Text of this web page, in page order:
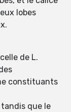
lobes
de L.
constituants
que le